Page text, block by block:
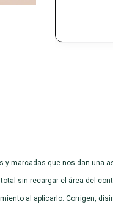
marcadas que nos dan una
sin recargar el área del
al aplicarlo. Corrigen,